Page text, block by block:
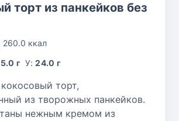
торт из панкейков без
260.0 ккал
г У:24.0 г
торт,
из творожных панкейков.
нежным кремом из